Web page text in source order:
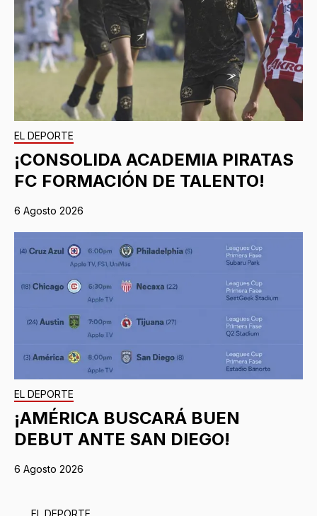
EL DEPORTE
¡CONSOLIDA ACADEMIA PIRATAS
FC FORMACIÓN DE TALENTO!
6 Agosto 2026
EL DEPORTE
¡AMÉRICA BUSCARÁ BUEN
DEBUT ANTE SAN DIEGO!
6 Agosto 2026